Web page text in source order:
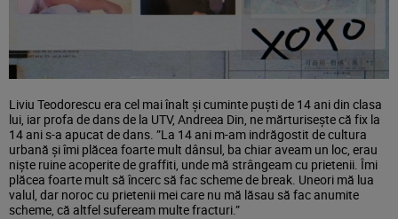
Liviu Teodorescu era cel mai înalt și cuminte puști de 14 ani din clasa
lui, iar profa de dans de la UTV, Andreea Din, ne mărturisește că fix la
14 ani s-a apucat de dans. ”La 14 ani m-am indrăgostit de cultura
urbană și îmi plăcea foarte mult dânsul, ba chiar aveam un loc, erau
niște ruine acoperite de graffiti, unde mă strângeam cu prietenii. Îmi
plăcea foarte mult să încerc să fac scheme de break. Uneori mă lua
valul, dar noroc cu prietenii mei care nu mă lăsau să fac anumite
scheme, că altfel sufeream multe fracturi.”